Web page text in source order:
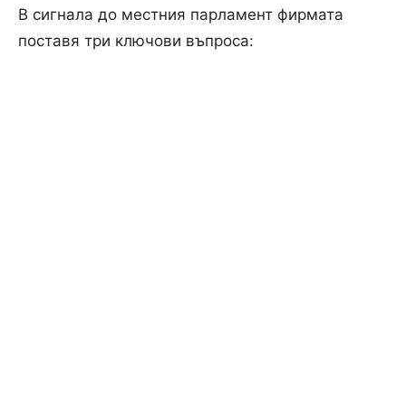
В сигнала до местния парламент фирмата
поставя три ключови въпроса: